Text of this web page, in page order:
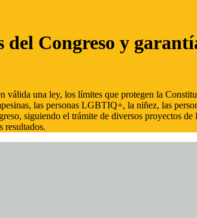
Congreso y
válida una ley, los límites que protegen la
las personas LGBTIQ+, la niñez, las
siguiendo el trámite de diversos proyectos
resultados.